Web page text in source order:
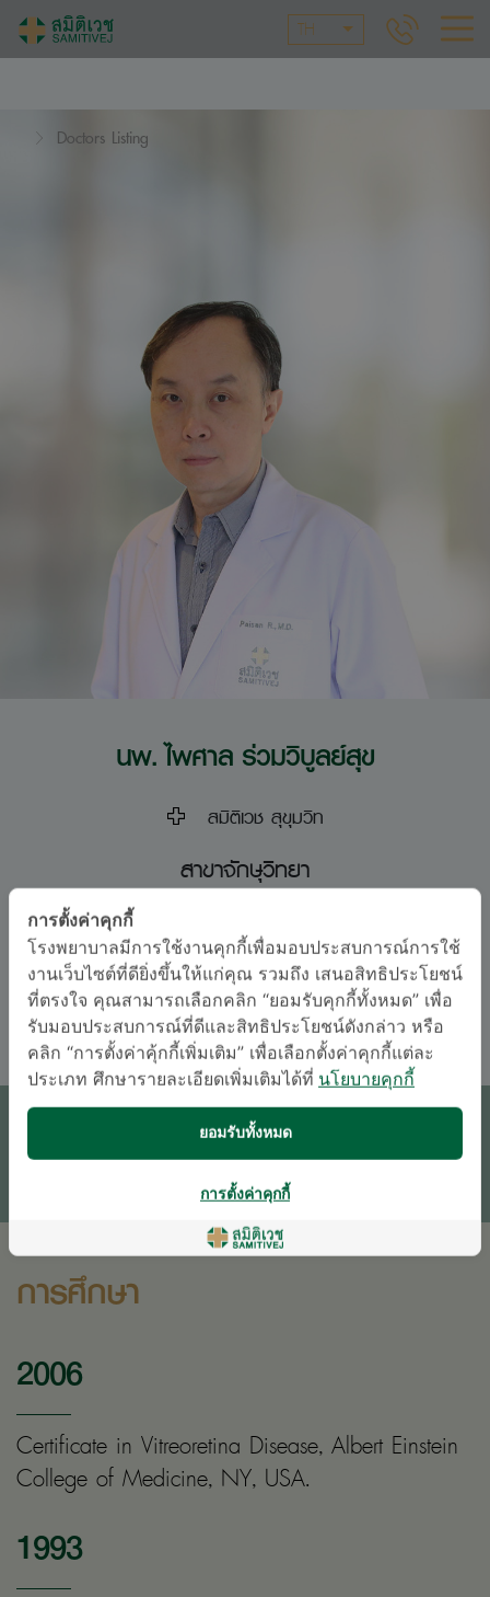
TH
Doctors Listing
นพ. ไพศาล ร่วมวิบูลย์สุข
สมิติเวช สุขุมวิท
สาขาจักษุวิทยา
อนุสาขาสาขาจักษุวิทยา
ภาษา
อังกฤษ
ไทย
นัดหมายแพทย์
ติดต่อสอบถาม
* เจ้าหน้าที่ของโรงพยาบาลจะติดต่อท่านกลับในภายหลัง
การศึกษา
2006
Certificate in Vitreoretina Disease, Albert Einstein
College of Medicine, NY, USA.
1993
การตั้งค่าคุกกี้
โรงพยาบาลมีการใช้งานคุกกี้เพื่อมอบประสบการณ์การใช้
งานเว็บไซต์ที่ดียิ่งขึ้นให้แก่คุณ รวมถึง เสนอสิทธิประโยชน์
ที่ตรงใจ คุณสามารถเลือกคลิก “ยอมรับคุกกี้ทั้งหมด” เพื่อ
รับมอบประสบการณ์ที่ดีและสิทธิประโยชน์ดังกล่าว หรือ
คลิก “การตั้งค่าคุ้กกี้เพิ่มเติม” เพื่อเลือกตั้งค่าคุกกี้แต่ละ
ประเภท ศึกษารายละเอียดเพิ่มเติมได้ที่ นโยบายคุกกี้
ยอมรับทั้งหมด
การตั้งค่าคุกกี้